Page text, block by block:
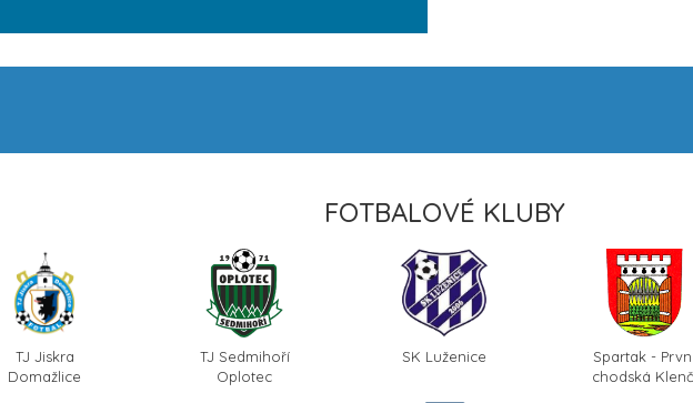
FOTBALOVÉ KLUBY
TJ Jiskra
Domažlice
TJ Sedmihoří
Oplotec
SK Luženice
Spartak -
chodská